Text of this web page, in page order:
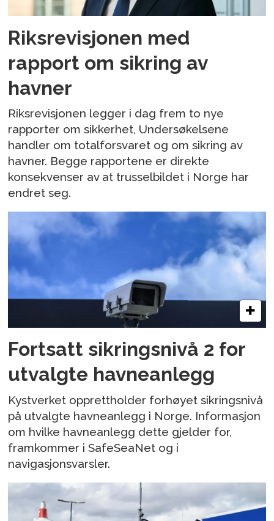
Riksrevisjonen med
rapport om sikring av
havner
Riksrevisjonen legger i dag frem to nye
rapporter om sikkerhet, Undersøkelsene
handler om totalforsvaret og om sikring av
havner. Begge rapportene er direkte
konsekvenser av at trusselbildet i Norge har
endret seg.
Fortsatt sikringsnivå 2 for
utvalgte havneanlegg
Kystverket opprettholder forhøyet sikringsnivå
på utvalgte havneanlegg i Norge. Informasjon
om hvilke havneanlegg dette gjelder for,
framkommer i SafeSeaNet og i
navigasjonsvarsler.